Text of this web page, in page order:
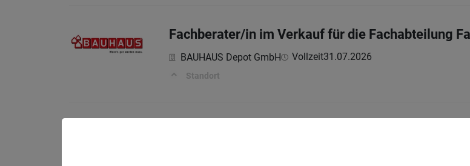
Fachberater/in im Verkauf für die Fachabteilung
BAUHAUS Depot GmbH Vollzeit31.07.2026
Standort